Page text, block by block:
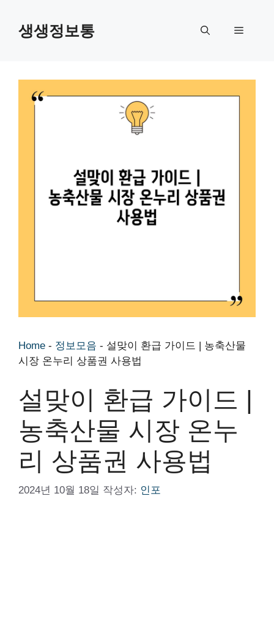
생생정보통 메
Home - 정보모음 - 설맞이 환급 가이드 | 농축산물
시장 온누리 상품권 사용법
설맞이 환급 가이드 |
농축산물 시장 온누
리 상품권 사용법
2024년 10월 18일 작성자: 인포